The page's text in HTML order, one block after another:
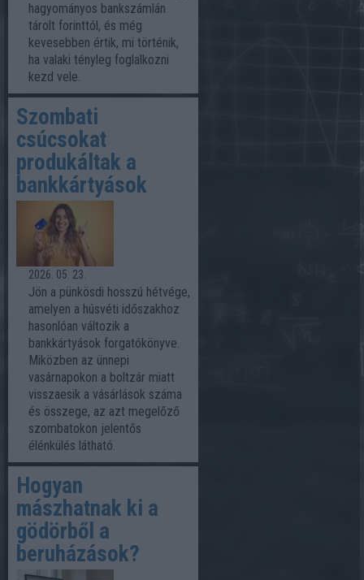
hagyományos bankszámlán
tárolt forinttól, és még
kevesebben értik, mi történik,
ha valaki tényleg foglalkozni
kezd vele.
Szombati
csúcsokat
produkáltak a
bankkártyások
2026. 05. 23.
Jön a pünkösdi hosszú hétvége,
amelyen a húsvéti időszakhoz
hasonlóan változik a
bankkártyások forgatókönyve.
Miközben az ünnepi
vasárnapokon a boltzár miatt
visszaesik a vásárlások száma
és összege, az azt megelőző
szombatokon jelentős
élénkülés látható.
Hogyan
mászhatnak ki a
gödörből a
beruházások?